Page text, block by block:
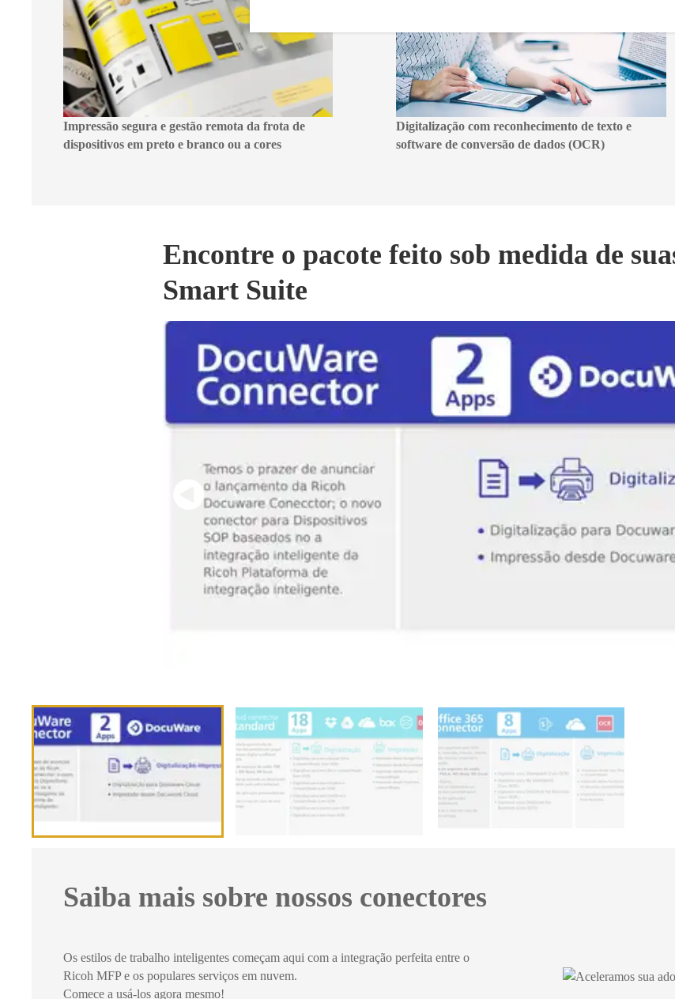
Impressão segura e gestão remota da frota de
dispositivos em preto e branco ou a cores
Digitalização com reconhecimento de texto e
software de conversão de dados (OCR)
Encontre o pacote feito sob medida de
Smart Suite
Saiba mais sobre nossos conectores
Os estilos de trabalho inteligentes começam aqui com a integração perfeita entre o
Ricoh MFP e os populares serviços em nuvem.
Comece a usá-los agora mesmo!